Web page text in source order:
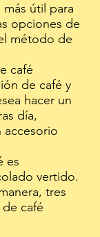
útil para
opciones de
método de
café
de café y
hacer un
día,
accesorio
es
vertido.
tres
café